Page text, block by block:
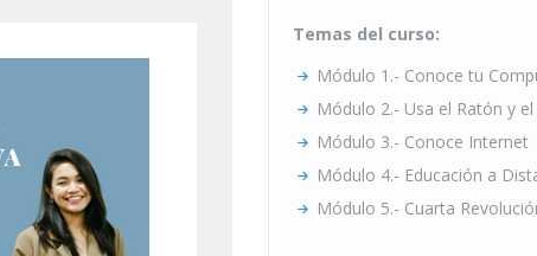
Temas del curso:
Módulo 1.- Conoce tu
Módulo 2.- Usa el Ratón y
Módulo 3.- Conoce Internet
Módulo 4.- Educación a
Módulo 5.- Cuarta